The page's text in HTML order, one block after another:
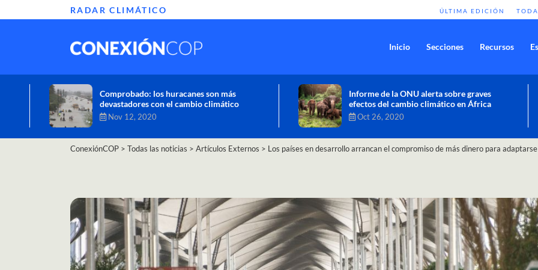
RADAR CLIMÁTICO ÚLTIMA EDICIÓN
Inicio Secciones Recursos
Informe de la ONU alerta sobre graves
efectos del cambio climático en África
Oct 26, 2020
Comisión de Alto Nivel de Cambio
Climático aprueba nueva ambición
climática del Perú
Dic 16, 2020
ConexiónCOP > Todas las noticias > Artículos Externos > Los países en desarrollo arrancan el compromiso de más dinero para